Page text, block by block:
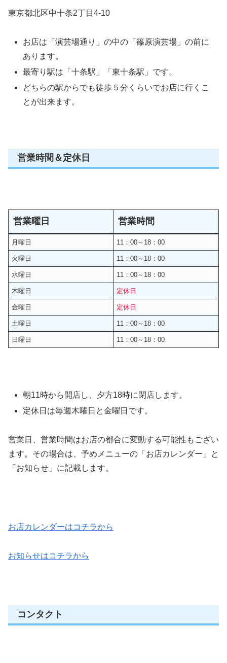
東京都北区中十条2丁目4-10
お店は「演芸場通り」の中の「篠原演芸場」の前に
あります。
最寄り駅は「十条駅」「東十条駅」です。
どちらの駅からでも徒歩５分くらいでお店に行くこ
とが出来ます。
営業時間＆定休日
営業曜日 営業時間
月曜日 11：00～18：00
火曜日 11：00～18：00
水曜日 11：00～18：00
木曜日 定休日
金曜日 定休日
土曜日 11：00～18：00
日曜日 11：00～18：00
朝11時から開店し、夕方18時に閉店します。
定休日は毎週木曜日と金曜日です。
営業日、営業時間はお店の都合に変動する可能性もござい
ます。その場合は、予めメニューの「お店カレンダー」と
「お知らせ」に記載します。
お店カレンダーはコチラから
お知らせはコチラから
コンタクト